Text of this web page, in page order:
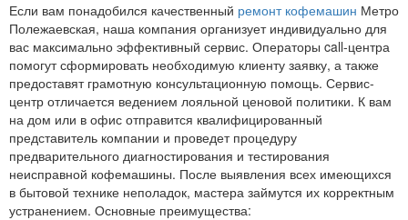
Если вам понадобился качественный ремонт кофемашин Метро
Полежаевская, наша компания организует индивидуально для
вас максимально эффективный сервис. Операторы call-центра
помогут сформировать необходимую клиенту заявку, а также
предоставят грамотную консультационную помощь. Сервис-
центр отличается ведением лояльной ценовой политики. К вам
на дом или в офис отправится квалифицированный
представитель компании и проведет процедуру
предварительного диагностирования и тестирования
неисправной кофемашины. После выявления всех имеющихся
в бытовой технике неполадок, мастера займутся их корректным
устранением. Основные преимущества: